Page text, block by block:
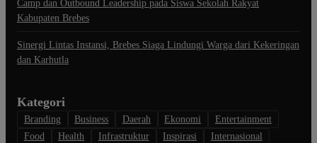
Camp dan Outbound Leadership pada Siswa Sekolah Rakyat
Kabupaten Brebes
Sinergi Lintas Instansi, Brebes Siaga Lindungi Warga dari Kekeringan
dan Karhutla
Kategori
Branding Business Daerah Ekonomi
Entertainment
Food
Health Infrastruktur Inspirasi
Internasional